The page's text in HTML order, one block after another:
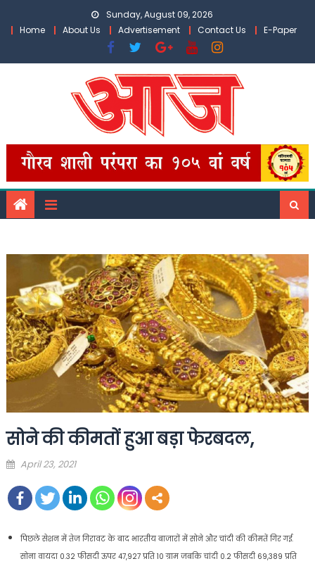
Sunday, August 09, 2026
Home
About Us Advertisement Contact Us E-Paper
सोने की कीमतों हुआ बड़ा फेरबदल,
Posted
April 23, 2021
पिछले सेशन में तेज गिरावट के बाद भारतीय बाजारों में सोने और चांदी की कीमतें गिर गई.
सोना वायदा 0.32 फीसदी ऊपर 47,927 प्रति 10 ग्राम जबकि चांदी 0.2 फीसदी 69,389 प्रति